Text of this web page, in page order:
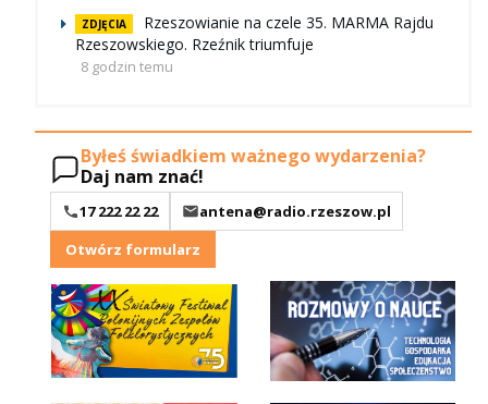
ZDJĘCIA
Rzeszowianie na czele 35. MARMA Rajdu
Rzeszowskiego. Rzeźnik triumfuje
8 godzin temu
Byłeś świadkiem ważnego wydarzenia?
Daj nam znać!
17 222 22 22
antena@radio.rzeszow.pl
Otwórz formularz